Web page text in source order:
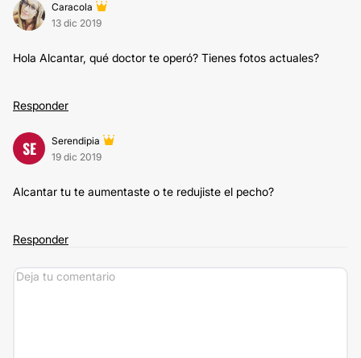
Caracola
13 dic 2019
Hola Alcantar, qué doctor te operó? Tienes fotos actuales?
Responder
SE
Serendipia
19 dic 2019
Alcantar tu te aumentaste o te redujiste el pecho?
Responder